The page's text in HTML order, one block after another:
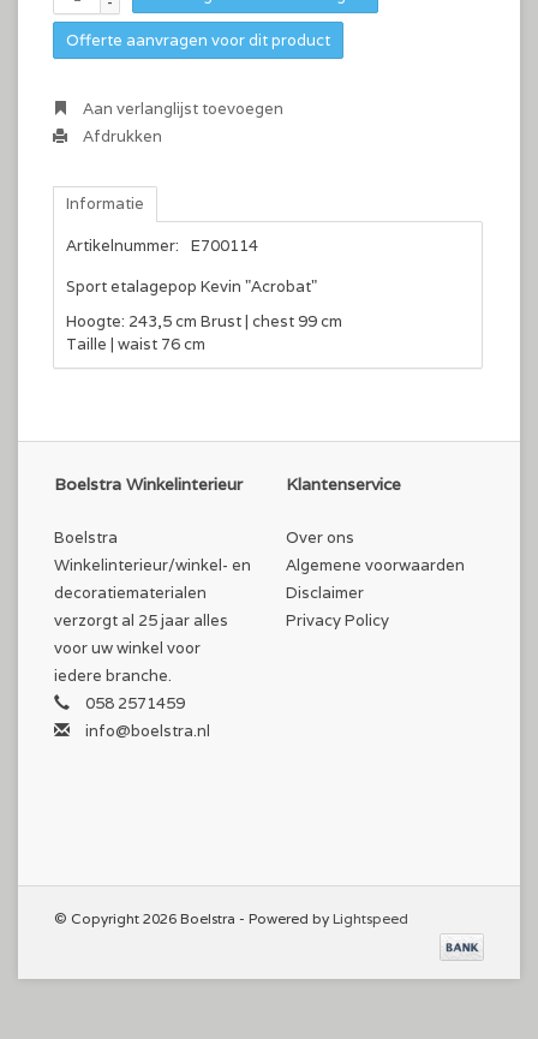
Offerte aanvragen voor dit product
Aan verlanglijst toevoegen
Afdrukken
Informatie
Artikelnummer:
E700114
Sport etalagepop Kevin "Acrobat"
Hoogte: 243,5 cm Brust | chest 99 cm
Taille | waist 76 cm
Boelstra Winkelinterieur
Boelstra
Winkelinterieur/winkel- en
decoratiematerialen
verzorgt al 25 jaar alles
voor uw winkel voor
iedere branche.
058 2571459
info@boelstra.nl
Klantenservice
Over ons
Algemene voorwaarden
Disclaimer
Privacy Policy
© Copyright 2026 Boelstra - Powered by Lightspeed